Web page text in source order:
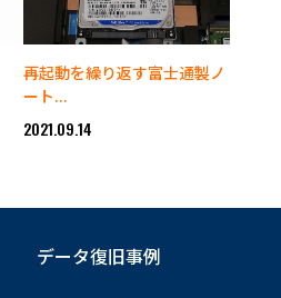
再起動を繰り返す富士通製ノ
ート...
2021.09.14
データ復旧事例